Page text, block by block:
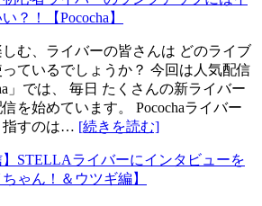
？！【Pococha】
む、ライバーの皆さんは どのライブ
ているでしょうか？ 今回は人気配信
」では、 毎日 たくさんの新ライバー
を始めています。 Pocochaライバー
指すのは… [続きを読む]